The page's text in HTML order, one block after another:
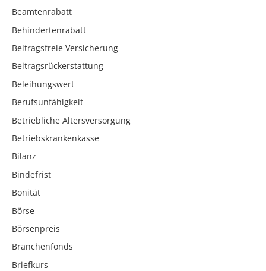
Beamtenrabatt
Behindertenrabatt
Beitragsfreie Versicherung
Beitragsrückerstattung
Beleihungswert
Berufsunfähigkeit
Betriebliche Altersversorgung
Betriebskrankenkasse
Bilanz
Bindefrist
Bonität
Börse
Börsenpreis
Branchenfonds
Briefkurs